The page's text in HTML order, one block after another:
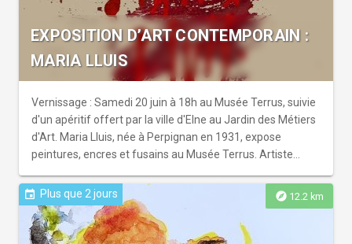
EXPOSITION D’ART CONTEMPORAIN :
MARIA LLUIS
Vernissage : Samedi 20 juin à 18h au Musée Terrus, suivie
d'un apéritif offert par la ville d'Elne au Jardin des Métiers
d'Art. Maria Lluis, née à Perpignan en 1931, expose
peintures, encres et fusains au Musée Terrus. Artiste
de la peinture catalane méditerranéenne.
explore 12.2 km
event Plus que 2 jours